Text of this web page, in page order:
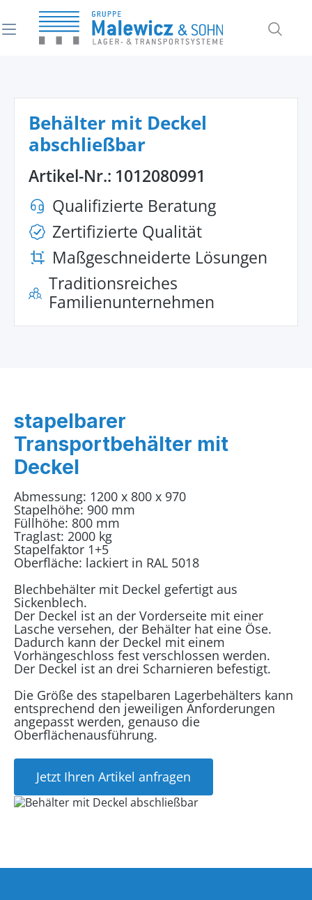
springen
Behälter mit Deckel
abschließbar
Artikel-Nr.: 1012080991
Qualifizierte Beratung
Zertifizierte Qualität
Maßgeschneiderte Lösungen
Traditionsreiches
Familienunternehmen
stapelbarer
Transportbehälter mit
Deckel
Abmessung: 1200 x 800 x 970
Stapelhöhe: 900 mm
Füllhöhe: 800 mm
Traglast: 2000 kg
Stapelfaktor 1+5
Oberfläche: lackiert in RAL 5018
Blechbehälter mit Deckel gefertigt aus
Sickenblech.
Der Deckel ist an der Vorderseite mit einer
Lasche versehen, der Behälter hat eine Öse.
Dadurch kann der Deckel mit einem
Vorhängeschloss fest verschlossen werden.
Der Deckel ist an drei Scharnieren befestigt.
Die Größe des stapelbaren Lagerbehälters kann
entsprechend den jeweiligen Anforderungen
angepasst werden, genauso die
Oberflächenausführung.
Jetzt Ihren Artikel anfragen